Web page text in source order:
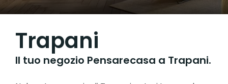
Trapani
Il tuo negozio Pensarecasa a Trapani.